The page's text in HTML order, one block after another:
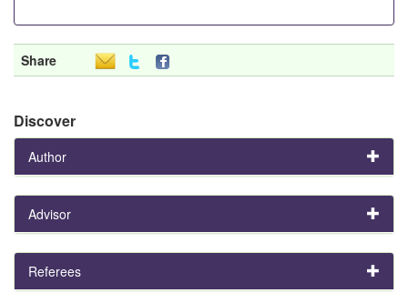
Share
Discover
Author
Advisor
Referees